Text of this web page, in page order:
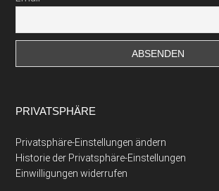
PRIVATSPHÄRE
Privatsphäre-Einstellungen ändern
Historie der Privatsphäre-Einstellungen
Einwilligungen widerrufen